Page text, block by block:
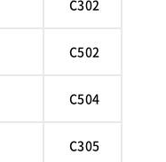
C302
C502
C504
C305